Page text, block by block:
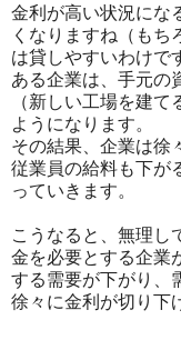
金利が高い状況にな
くなりますね（もち
は貸しやすいわけで
ある企業は、手元の
（新しい工場を建
ようになります。
その結果、企業は徐
従業員の給料も下が
っていきます。
こうなると、無理し
金を必要とする企業
する需要が下がり、
徐々に金利が切り下